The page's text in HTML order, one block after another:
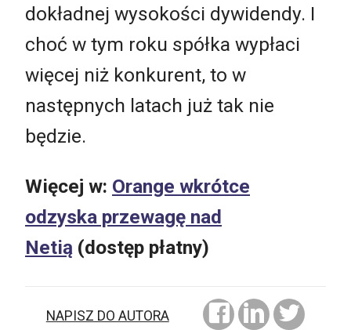
dokładnej wysokości dywidendy. I
choć w tym roku spółka wypłaci
więcej niż konkurent, to w
następnych latach już tak nie
będzie.
Więcej w: Orange wkrótce
odzyska przewagę nad
Netią (dostęp płatny)
NAPISZ DO AUTORA